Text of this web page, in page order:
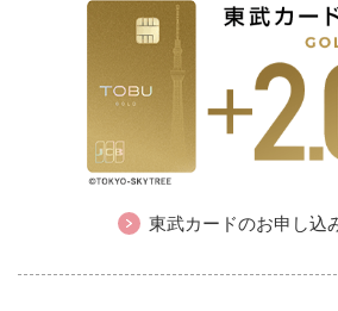
東武カードのお申し込